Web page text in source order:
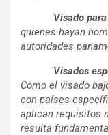
Visado
quienes hayan
autoridades
Visados
Como el visado
con países
aplican requisitos
resulta